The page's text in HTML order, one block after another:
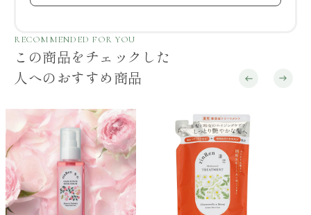
RECOMMENDED FOR YOU
この商品をチェックした
人へのおすすめ商品